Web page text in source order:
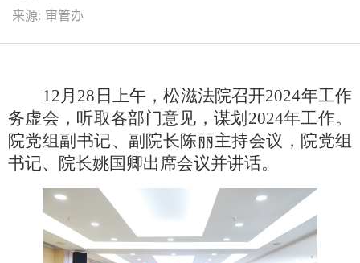
来源: 审管办
12月28日上午，松滋法院召开2024年工作
务虚会，听取各部门意见，谋划2024年工作。
院党组副书记、副院长陈丽主持会议，院党组
书记、院长姚国卿出席会议并讲话。